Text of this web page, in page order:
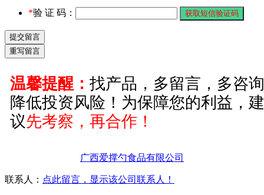
*验 证 码：
温馨提醒： 找产品，多留言，多咨询
降低投资风险！为保障您的利益，建
议先考察，再合作！
广西爱撑勺食品有限公司
联系人： 点此留言，显示该公司联系人！